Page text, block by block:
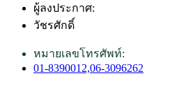
ผู้ลงประกาศ:
วัชรศักดิ์
หมายเลขโทรศัพท์:
01-8390012,06-3096262